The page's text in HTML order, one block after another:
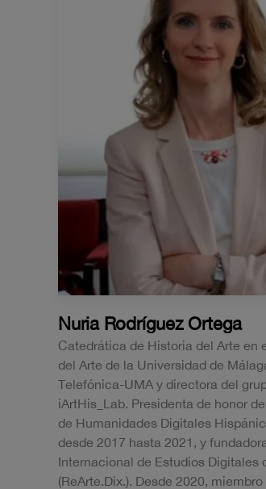
Nuria Rodríguez Ortega
Catedrática de Historia del Arte en
del Arte de la Universidad de
Telefónica-UMA y directora del
iArtHis_Lab. Presidenta de honor
de Humanidades Digitales
desde 2017 hasta 2021, y
Internacional de Estudios Digitales
(ReArte.Dix.). Desde 2020,